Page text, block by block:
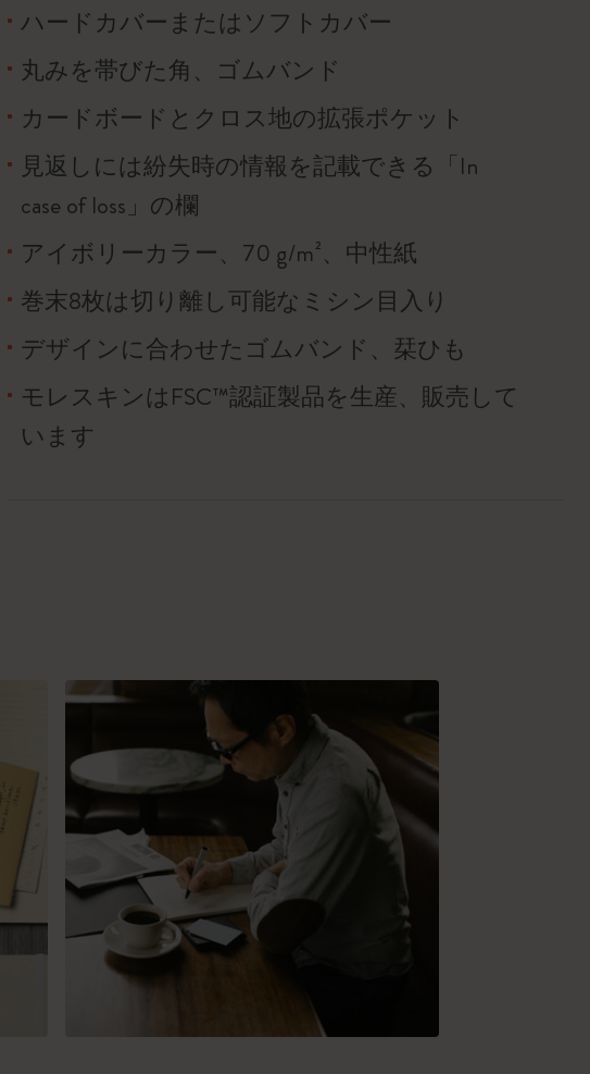
ハードカバーまたはソフトカバー
丸みを帯びた角、ゴムバンド
カードボードとクロス地の拡張ポケット
見返しには紛失時の情報を記載できる「In
case of loss」の欄
アイボリーカラー、70 g/m²、中性紙
巻末8枚は切り離し可能なミシン目入り
デザインに合わせたゴムバンド、栞ひも
モレスキンはFSC™認証製品を生産、販売して
います